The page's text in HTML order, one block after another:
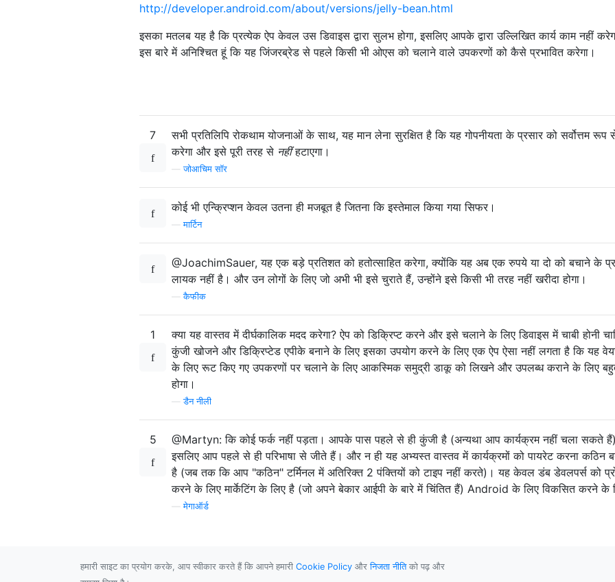
http://developer.android.com/about/versions/jelly-bean.html
इसका मतलब यह है कि प्रत्येक ऐप केवल उस डिवाइस द्वारा सुलभ होगा, इसलिए आपके द्वारा उल्लिखित कार्य काम नहीं
इस बारे में अनिश्चित हूं कि यह जिंजरब्रेड से पहले किसी भी ओएस को चलाने वाले उपकरणों को कैसे प्रभावित करेगा।
7
सभी प्रतिलिपि रोकथाम योजनाओं के साथ, यह मान लेना सुरक्षित है कि यह गोपनीयता के प्रसार को सर्वोत्तम
करेगा और इसे पूरी तरह से नहींहटाएगा।
—जोआचिम सॉर
कोई भी एन्क्रिप्शन केवल उतना ही मजबूत है जितना कि इस्तेमाल किया गया सिफर।
—मार्टिन
@JoachimSauer, यह एक बड़े प्रतिशत को हतोत्साहित करेगा, क्योंकि यह अब एक रुपये या दो को बचाने के
लायक नहीं है। और उन लोगों के लिए जो अभी भी इसे चुराते हैं, उन्होंने इसे किसी भी तरह नहीं खरीदा होगा।
—कैफीक
1
क्या यह वास्तव में दीर्घकालिक मदद करेगा? ऐप को डिक्रिप्ट करने और इसे चलाने के लिए डिवाइस में चाबी होनी
कुंजी खोजने और डिक्रिप्टेड एपीके बनाने के लिए इसका उपयोग करने के लिए एक ऐप ऐसा नहीं लगता है कि यह
के लिए रूट किए गए उपकरणों पर चलाने के लिए आकस्मिक समुद्री डाकू को लिखने और उपलब्ध कराने के लिए
होगा।
—डैन नीली
5
@Martyn: कि कोई फर्क नहीं पड़ता। आपके पास पहले से ही कुंजी है (अन्यथा आप कार्यक्रम नहीं चला सकते
इसलिए आप पहले से ही परिभाषा से जीते हैं। और न ही यह अभ्यस्त वास्तव में कार्यक्रमों को पायरेट करना कठिन
है (जब तक कि आप "कठिन" टर्मिनल में अतिरिक्त 2 पंक्तियों को टाइप नहीं करते)। यह केवल डंब डेवलपर्स को
करने के लिए मार्केटिंग के लिए है (जो अपने बेकार आईपी के बारे में चिंतित हैं) Android के लिए विकसित करने के
—मेगाऑर्ड
हमारी साइट का प्रयोग करके, आप स्वीकार करते हैं कि आपने हमारी Cookie Policy औरनिजता नीतिको पढ़ और